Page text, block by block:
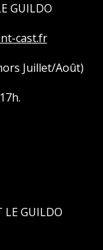
GUILDO
cast.fr
Juillet/Août)
GUILDO